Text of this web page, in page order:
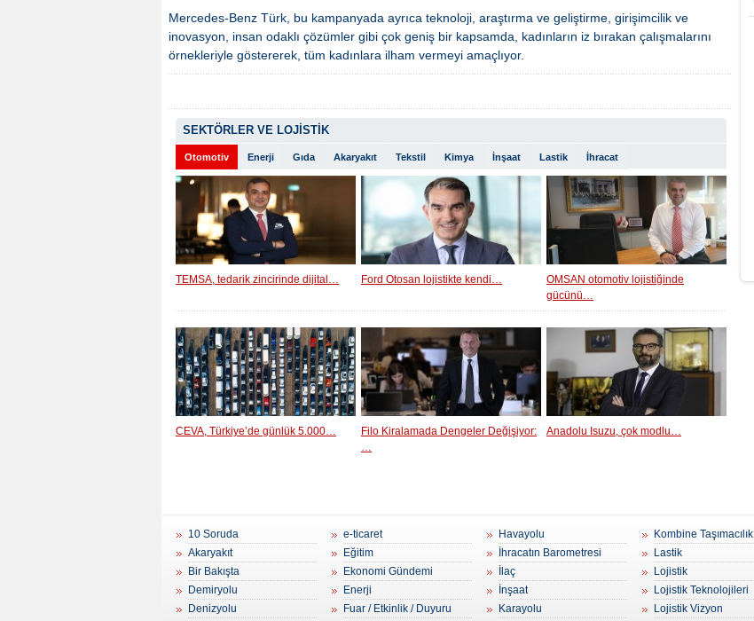
Mercedes-Benz Türk, bu kampanyada ayrıca teknoloji, araştırma ve geliştirme, girişimcilik ve
inovasyon, insan odaklı çözümler gibi çok geniş bir kapsamda, kadınların iz bırakan çalışmalarını
örnekleriyle göstererek, tüm kadınlara ilham vermeyi amaçlıyor.
SEKTÖRLER VE LOJİSTİK
Otomotiv Enerji Gıda Akaryakıt Tekstil Kimya İnşaat Lastik İhracat
TEMSA, tedarik zincirinde dijital… Ford Otosan lojistikte kendi…
OMSAN otomotiv lojistiğinde
gücünü…
CEVA, Türkiye’de günlük 5.000…
Filo Kiralamada Dengeler Değişiyor:
…
Anadolu Isuzu, çok modlu…
10 Soruda
Akaryakıt
Bir Bakışta
Demiryolu
Denizyolu
e-ticaret
Eğitim
Ekonomi Gündemi
Enerji
Fuar / Etkinlik / Duyuru
Havayolu
İhracatın Barometresi
İlaç
İnşaat
Karayolu
Kombine Taşımacılık
Lastik
Lojistik
Lojistik Teknolojileri
Lojistik Vizyon